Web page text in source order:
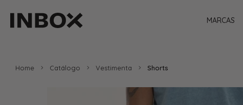
MARCAS
Home Catálogo Vestimenta Shorts